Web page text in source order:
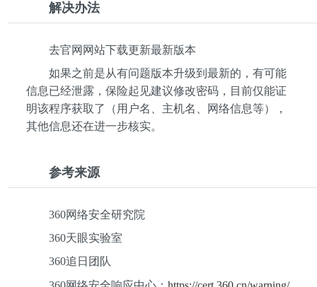
解决办法
去官网网站下载更新最新版本
如果之前是从有问题版本升级到最新的，有可能
信息已经泄露，保险起见建议修改密码，目前仅能证
明该程序获取了（用户名、主机名、网络信息等），
其他信息还在进一步核实。
参考来源
360网络安全研究院
360天眼实验室
360追日团队